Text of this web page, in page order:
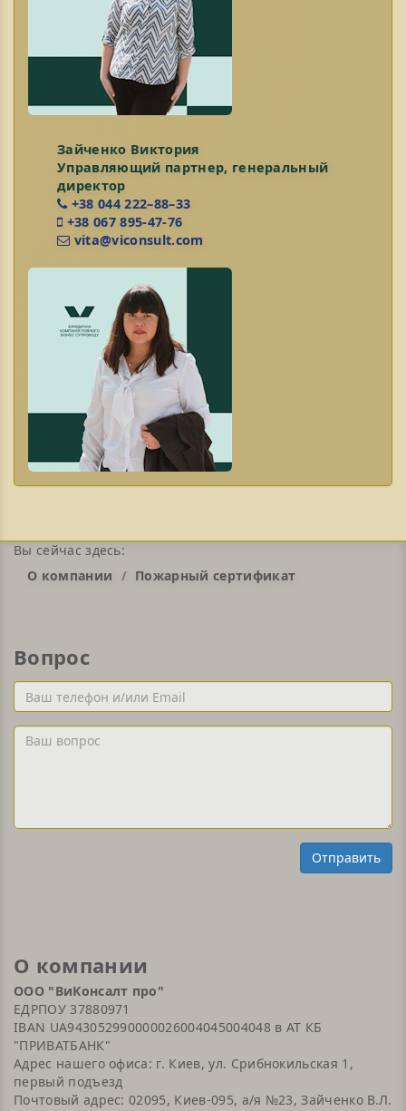
Зайченко Виктория
Управляющий партнер, генеральный
директор
+38 044 222–88–33
+38 067 895-47-76
vita@viconsult.com
Вы сейчас здесь:
О компании
Пожарный сертификат
Вопрос
Ваш
телефон
и/
или
Ваш
Отправить
О компании
ООО "ВиКонсалт про"
ЕДРПОУ 37880971
IBAN UA943052990000026004045004048 в АТ КБ
"ПРИВАТБАНК"
Адрес нашего офиса: г. Киев, ул. Срибнокильская 1,
первый подъезд
Почтовый адрес: 02095, Киев-095, а/я №23, Зайченко В.Л.